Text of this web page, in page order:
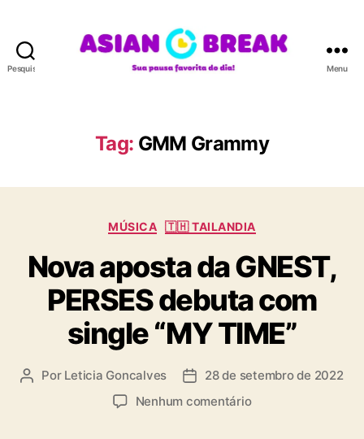
Pesquisar
A
N
R
A
Menu
Tag: GMM Grammy
C
t
e
g
o
r
i
a
s
MÚSICA 🇹🇭 TAILANDIA
Nova aposta da GNEST,
PERSES debuta com
single “MY TIME”
A Por Leticia Goncalves
D 28 de setembro de 2022
Nenhum comentárioe